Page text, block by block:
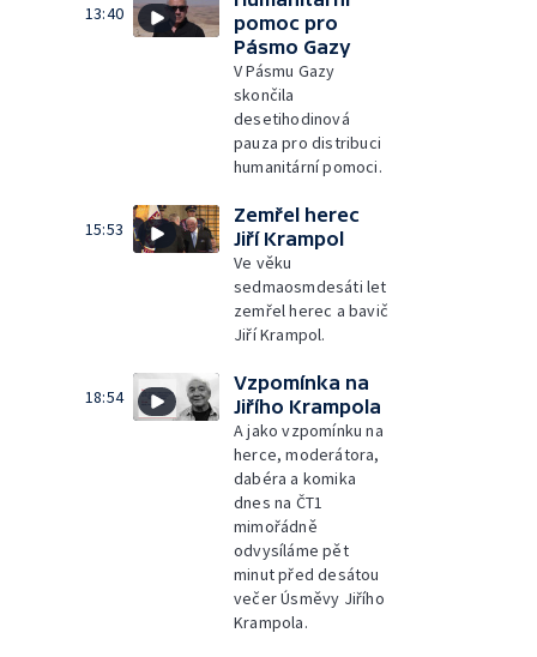
13:40
pomoc pro
Pásmo Gazy
V Pásmu Gazy
skončila
desetihodinová
pauza pro distribuci
humanitární pomoci.
15:53
Zemřel herec
Jiří Krampol
Ve věku
sedmaosmdesáti let
zemřel herec a bavič
Jiří Krampol.
18:54
Vzpomínka na
Jiřího Krampola
A jako vzpomínku na
herce, moderátora,
dabéra a komika
dnes na ČT1
mimořádně
odvysíláme pět
minut před desátou
večer Úsměvy Jiřího
Krampola.